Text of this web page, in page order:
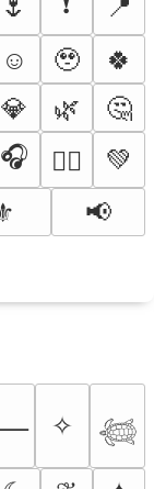
🌷
📍
☺️ 🥹
🍀
💎 🌿
🤔
🎧 ❤️‍🔥
💚
📢
✧
𓆉